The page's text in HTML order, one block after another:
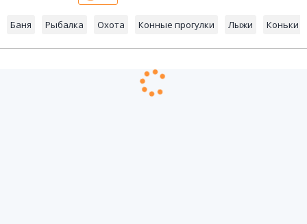
Баня Рыбалка Охота Конные прогулки Лыжи Коньки